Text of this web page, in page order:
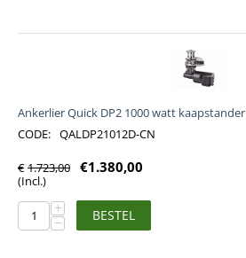
Ankerlier Quick DP2 1000 watt kaapstander
CODE: QALDP21012D-CN
€ 1.723,00 €1.380,00
(Incl.)
+
− BESTEL